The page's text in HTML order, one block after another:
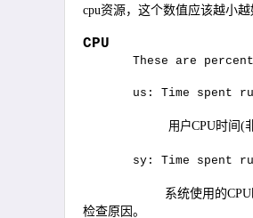
cpu资源，这个数值应该越小越
CPU
These are
us: Time spent
用户CPU时间 (
sy: Time spent
系统使用的CPU
检查原因。